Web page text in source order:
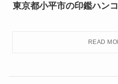
東京都小平市の印鑑ハンコ